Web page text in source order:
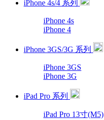
iPhone 4s/4 系列
iPhone 4s
iPhone 4
iPhone 3GS/3G 系列
iPhone 3GS
iPhone 3G
iPad Pro 系列
iPad Pro 13寸(M5)